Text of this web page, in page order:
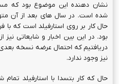
نشان دهنده این موضوع بود که
شده است. در سال های بعد از آن
حال کار بر روی استارفیلد است که
نیز وجود ندارد.
حال که کار بتسدا با استارفیلد